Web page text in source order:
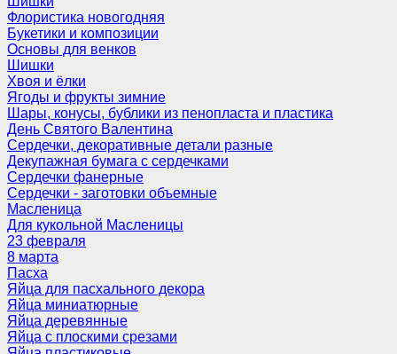
Флористика новогодняя
Букетики и композиции
Основы для венков
Шишки
Хвоя и ёлки
Ягоды и фрукты зимние
Шары, конусы, бублики из пенопласта и пластика
День Святого Валентина
Сердечки, декоративные детали разные
Декупажная бумага с сердечками
Сердечки фанерные
Сердечки - заготовки объемные
Масленица
Для кукольной Масленицы
23 февраля
8 марта
Пасха
Яйца для пасхального декора
Яйца миниатюрные
Яйца деревянные
Яйца с плоскими срезами